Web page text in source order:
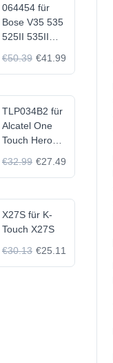
064454 für
Bose V35 535
525II 535II
€50.39 €41.99
TLP034B2 für
Alcatel One
Touch Hero
€32.99 €27.49
X27S für K-
Touch X27S
€30.13 €25.11